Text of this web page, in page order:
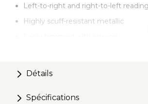
Left-to-right and right-to-left
Highly scuff-resistant metallic
Détails
Spécifications